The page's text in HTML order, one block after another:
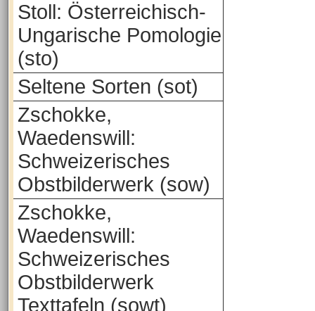
Stoll: Österreichisch-
Ungarische Pomologie
(sto)
Seltene Sorten (sot)
Zschokke,
Waedenswill:
Schweizerisches
Obstbilderwerk (sow)
Zschokke,
Waedenswill:
Schweizerisches
Obstbilderwerk
Texttafeln (sowt)